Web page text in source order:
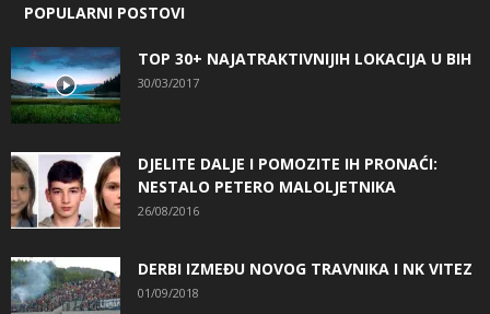
POPULARNI POSTOVI
TOP 30+ NAJATRAKTIVNIJIH LOKACIJA U BIH
30/03/2017
DJELITE DALJE I POMOZITE IH PRONAĆI:
NESTALO PETERO MALOLJETNIKA
26/08/2016
DERBI IZMEĐU NOVOG TRAVNIKA I NK VITEZ
01/09/2018